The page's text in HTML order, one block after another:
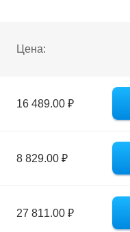
Цена:
16 489.00 ₽
8 829.00 ₽
27 811.00 ₽